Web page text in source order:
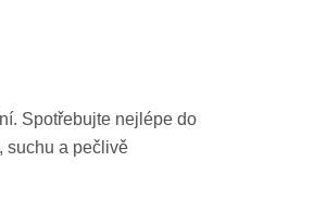
Spotřebujte nejlépe do
suchu a pečlivě